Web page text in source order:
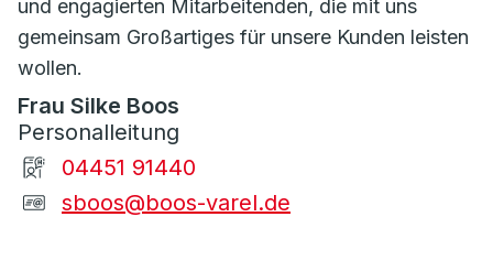
und engagierten Mitarbeitenden, die mit uns
gemeinsam Großartiges für unsere Kunden leisten
wollen.
Frau Silke Boos
Personalleitung
04451 91440
sboos@boos-varel.de